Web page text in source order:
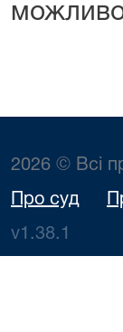
2026 © Всі
Про суд
v1.38.1